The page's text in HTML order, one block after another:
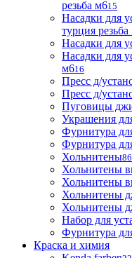
резьба м615
Насадки для
турция
Насадки для
Насадки для
м616
Пресс д/
Пресс д/
Пуговицы
Украшения
Фурнитура
Фурнитура
Хольнитены86
Хольнитены
Хольнитены
Хольнитены
Хольнитены
Набор для
Фурнитура
Краска и химия